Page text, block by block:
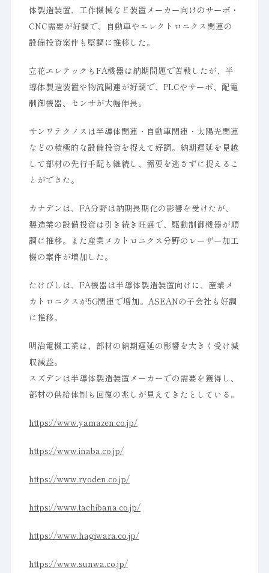
体製造装置、工作機械など装置メーカー向けのサーボ・
CNC需要が好調で、自動車やエレクトロニクス関連の
設備投資案件も堅調に推移した。
立花エレテックもFA機器は納期問題で苦戦したが、半
導体製造装置や物流関連が好調で、PLCやサーボ、配電
制御機器、センサが大幅伸長。
サンワテクノスは半導体関連・自動車関連・太陽光関連
などの積極的な設備投資を捉えて好調。納期遅延を見越
して部材の先行手配も継続し、需要を逃さずに捉えるこ
とができた。
カナデンは、FA分野は納期長期化の影響を受けたが、
製造業の設備投資は引き続き旺盛で、駆動制御機器が順
調に推移。また産業メカトロニクス分野のレーザー加工
機の案件が増加した。
たけびしは、FA機器は半導体製造装置向けに、産業メ
カトロニクスが5G関連で増加。ASEANの子会社も好調
に推移。
明治電機工業は、部材の納期遅延の影響を大きく受け減
収減益。
スズデンは半導体製造装置メーカーでの需要を獲得し、
部材の供給体制も回復の兆しが見えてきたとしている。
https://www.yamazen.co.jp/
https://www.inaba.co.jp/
https://www.ryoden.co.jp/
https://www.tachibana.co.jp/
https://www.hagiwara.co.jp/
https://www.sunwa.co.jp/